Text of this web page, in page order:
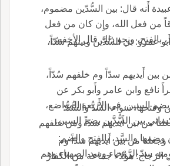
وروي عن أَبي عبيدة أَنه قال: بين السُّدّين مضموم،
من فعل الله، وإِن كان من فعل
بالفتح، ونحو ذلك قال الأخفش.
وقرأَ ابن كثير وأَبو عمرو: بي السَّدَّين وبينهم سَدّاً،
أَيديهم سدّاً وم خلفهم سُدّاً،
نافع وابن عامر وأَبو بكر عن
السين، في الأَربعة المواضع،
بضم السين.
غيره: ضم السين وفتحها، سواء السَّدُّ والسُّدُّ؛
من بين أَيديهم سدّاً ومن خلفهم
وضمها والسَّد، بالفتح والضم:
سدّ الرَّوْحاء وسد الصهباء وهم
من بين أَيديهم سدّاً وم
الزجاج: هؤلاء جماعة من الكفار